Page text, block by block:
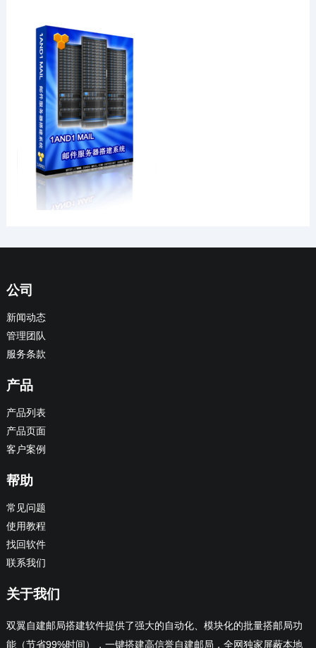
公司
新闻动态
管理团队
服务条款
产品
产品列表
产品页面
客户案例
帮助
常见问题
使用教程
找回软件
联系我们
关于我们
双翼自建邮局搭建软件提供了强大的自动化、模块化的批量搭邮局功
能（节省99%时间），一键搭建高信誉自建邮局，全网独家屏蔽本地